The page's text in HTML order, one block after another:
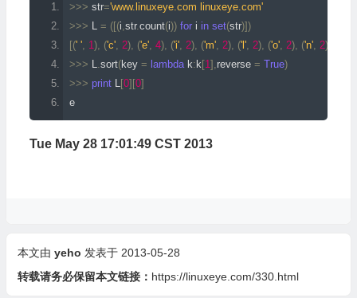
>>> str='www.linuxeye.com linuxeye.com'
>>> L = ([(i,str.count(i)) for i in set(str)])
[(' ', 1), ('c', 2), ('e', 4), ('i', 2), ('m', 2), ('l', 2), ('o', 2), ('n', 2),
>>> L.sort(key = lambda k: k[1],reverse = True)
>>> print L[0][0]
e
Tue May 28 17:01:49 CST 2013
本文由 yeho 发表于 2013-05-28
转载请务必保留本文链接： https://linuxeye.com/330.html